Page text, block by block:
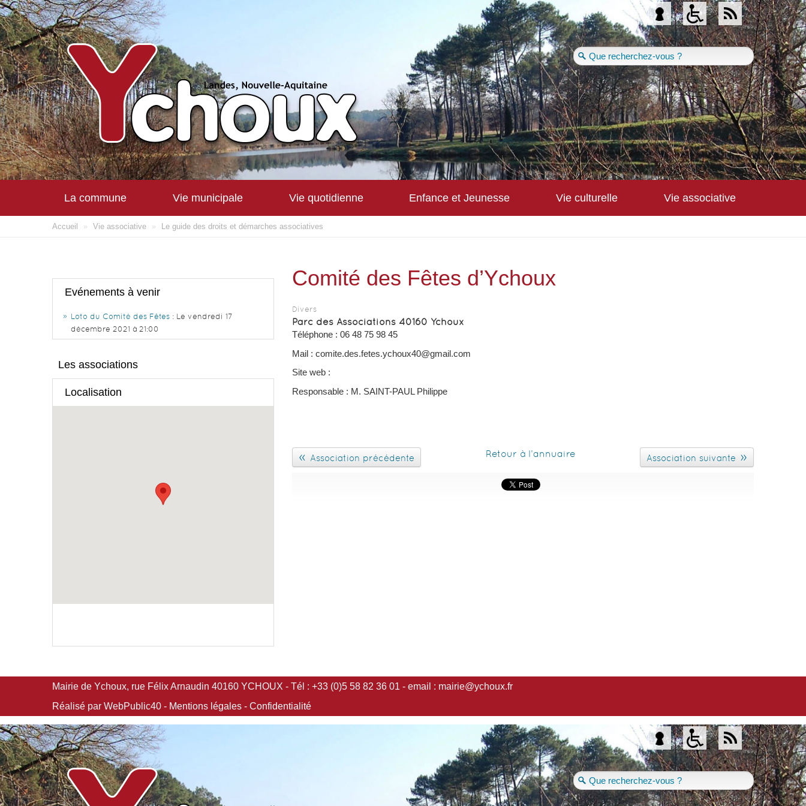
Se connecter
La commune Vie municipale Vie quotidienne Enfance et Jeunesse Vie culturelle Vie associative
Accueil » Vie associative » Le guide des droits et démarches associatives
Evénements à venir
Loto du Comité des Fêtes : Le vendredi 17
décembre 2021 à 21:00
Les associations
Localisation
Comité des Fêtes d’Ychoux
Divers
Parc des Associations 40160 Ychoux
Téléphone : 06 48 75 98 45
Mail : comite.des.fetes.ychoux40@gmail.com
Site web :
Responsable : M. SAINT-PAUL Philippe
« Association précédente Retour à l’annuaire Association suivante »
Mairie de Ychoux, rue Félix Arnaudin 40160 YCHOUX - Tél : +33 (0)5 58 82 36 01 - email : mairie@ychoux.fr
Réalisé par WebPublic40 - Mentions légales - Confidentialité